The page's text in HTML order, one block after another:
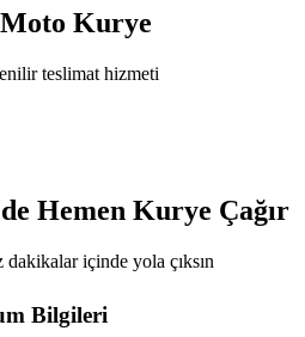
Moto Kurye
teslimat hizmeti
Hemen Kurye Çağır
içinde yola çıksın
Bilgileri